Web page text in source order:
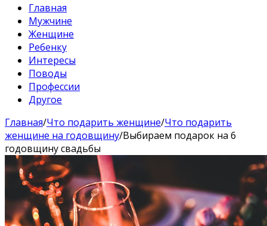
Главная
Мужчине
Женщине
Ребенку
Интересы
Поводы
Профессии
Другое
Главная/Что подарить женщине/Что подарить
женщине на годовщину/Выбираем подарок на 6
годовщину свадьбы